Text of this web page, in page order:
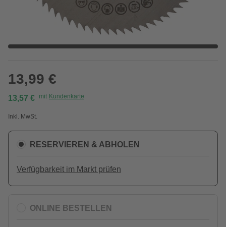
13,99 €
13,57 € mit Kundenkarte
Inkl. MwSt.
RESERVIEREN & ABHOLEN
Verfügbarkeit im Markt prüfen
ONLINE BESTELLEN